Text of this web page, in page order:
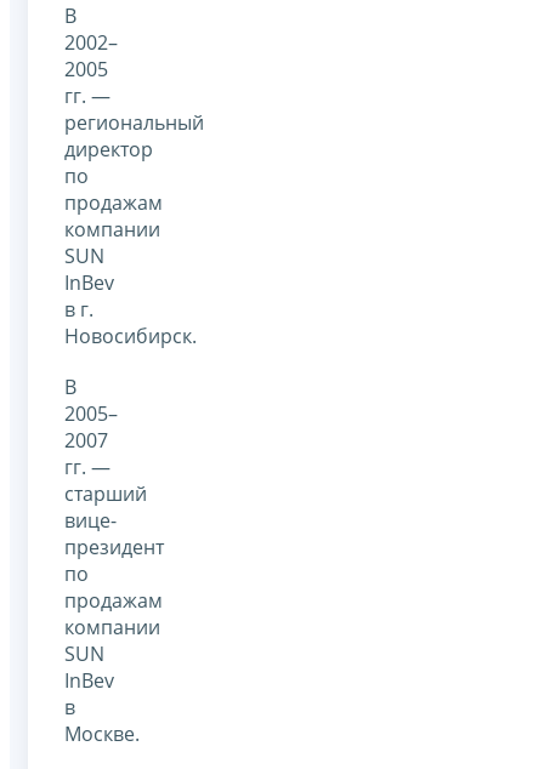
В
2002–
2005
гг. —
региональный
директор
по
продажам
компании
SUN
InBev
в г.
Новосибирск.
В
2005–
2007
гг. —
старший
вице-
президент
по
продажам
компании
SUN
InBev
в
Москве.